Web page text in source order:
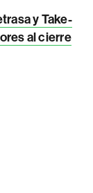
y Take-
al cierre